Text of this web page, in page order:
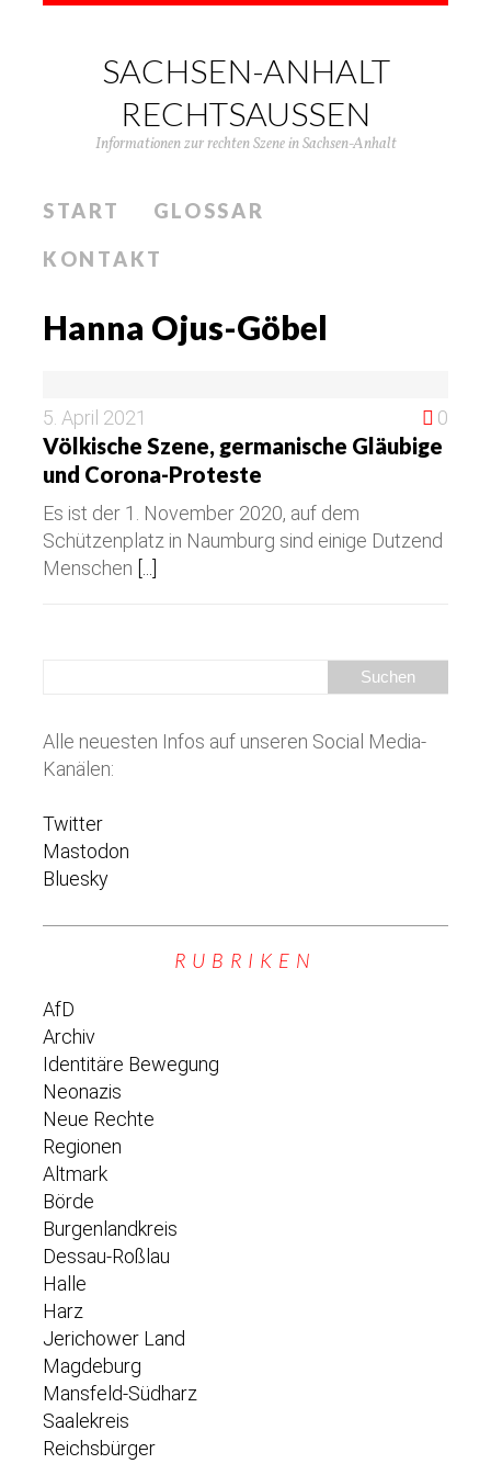
SACHSEN-ANHALT
RECHTSAUSSEN
Informationen zur rechten Szene in Sachsen-Anhalt
START
GLOSSAR
KONTAKT
Hanna Ojus-Göbel
5. April 2021 0
Völkische Szene, germanische Gläubige
und Corona-Proteste
Es ist der 1. November 2020, auf dem
Schützenplatz in Naumburg sind einige Dutzend
Menschen
Alle neuesten Infos auf unseren Social Media-
Kanälen:
Twitter
Mastodon
Bluesky
RUBRIKEN
AfD
Archiv
Identitäre Bewegung
Neonazis
Neue Rechte
Regionen
Altmark
Börde
Burgenlandkreis
Dessau-Roßlau
Halle
Harz
Jerichower Land
Magdeburg
Mansfeld-Südharz
Saalekreis
Reichsbürger